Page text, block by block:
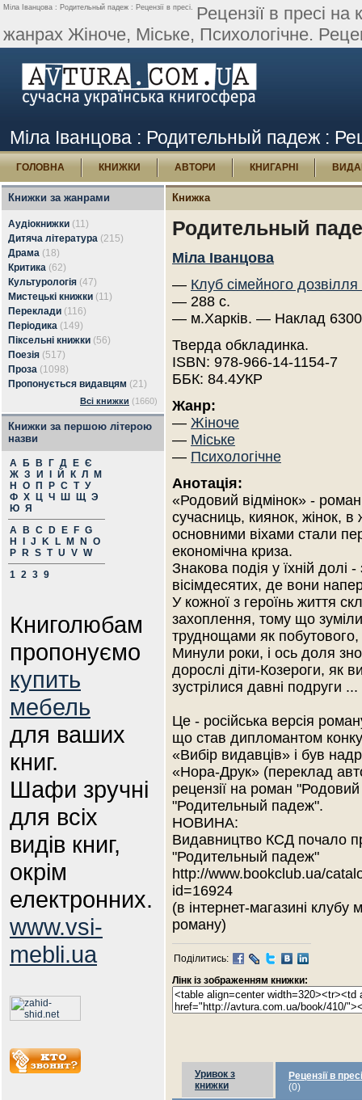
Міла Іванцова : Родительный падеж : Рецензії в пресі. Рецензії в пресі
жанрах Жіноче, Міське, Психологічне.
Міла Іванцова : Родительный падеж :
ГОЛОВНА КНИЖКИ АВТОРИ КНИГАРНІ
Книжки за жанрами
Аудіокнижки (11)
Дитяча література (215)
Драма (18)
Критика (62)
Культурологія (47)
Мистецькі книжки (11)
Переклади (116)
Періодика (149)
Піксельні книжки (56)
Поезія (517)
Проза (1098)
Пропонується видавцям (21)
Всі книжки (1660)
Книжки за першою літерою
назви
А Б В Г Д Е Є
Ж З И Й К Л
М
Н
О П Р С Т У
Ф Х Ц Ч Ш Щ Э
Ю Я
A
B C D E F G
H
J K L M N
O
P
R S T U V W
1 2 3 9
Книголюбам
пропонуємо
купить
мебель
для ваших
книг.
Шафи зручні
для всіх
видів книг,
окрім
електронних.
www.vsi-
mebli.ua
Книжка
Родительный
Міла Іванцова
— Клуб сімейного
— 288 с.
— м.Харків. — Наклад
Тверда обкладинка.
ISBN: 978-966-14-1154-7
ББК: 84.4УКР
Жанр:
— Жіноче
— Міське
— Психологічне
Анотація:
«Родовий відмінок» -
сучасниць, киянок, жінок, в
основними віхами стали
економічна криза.
Знакова подія у їхній долі
вісімдесятих, де вони
У кожної з героїнь життя
захоплення, тому що
труднощами як побутового,
Минули роки, і ось доля
дорослі діти-Козероги, як
зустрілися давні подруги ...
Це - російська версія
що став дипломантом
«Вибір видавців» і був
«Нора-Друк» (переклад
рецензії на роман "Родовий
"Родительный падеж".
НОВИНА:
Видавництво КСД почало
"Родительный падеж"
http://www.bookclub.ua/
id=16924
(в інтернет-магазині клубу
роману)
Поділитись:
Лінк із зображенням книжки:
Уривок з
книжки
Рецензії в пресі
(0)